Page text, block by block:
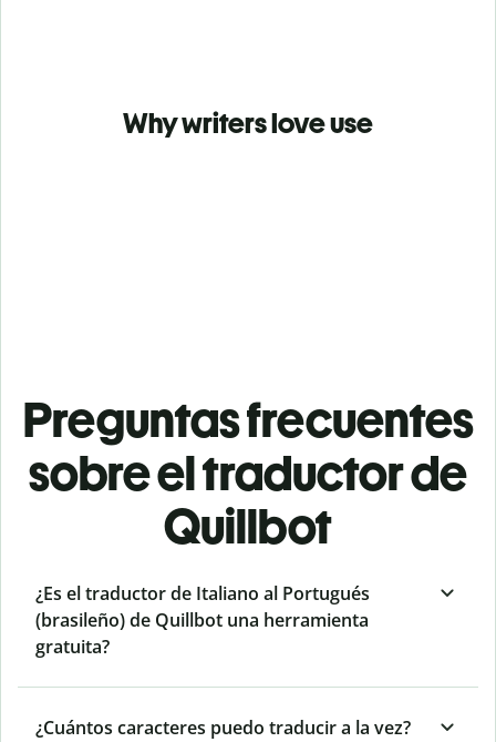
Why writers love use
Preguntas frecuentes
sobre el traductor de
Quillbot
¿Es el traductor de Italiano al Portugués
(brasileño) de Quillbot una herramienta
gratuita?
¿Cuántos caracteres puedo traducir a la vez?